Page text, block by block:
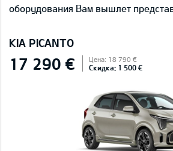
оборудования Вам вышлет
KIA PICANTO
17 290 € Цена: 18 790 €
Скидка: 1 500 €